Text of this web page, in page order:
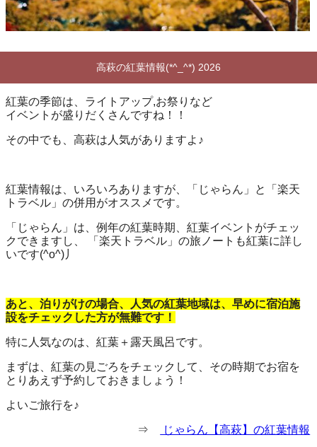
高萩の紅葉情報(*^_^*) 2026
紅葉の季節は、ライトアップ,お祭りなど
イベントが盛りだくさんですね！！
その中でも、高萩は人気がありますよ♪
紅葉情報は、いろいろありますが、「じゃらん」と「楽天
トラベル」の併用がオススメです。
「じゃらん」は、例年の紅葉時期、紅葉イベントがチェッ
クできますし、 「楽天トラベル」の旅ノートも紅葉に詳し
いです(^o^)丿
あと、泊りがけの場合、人気の紅葉地域は、早めに宿泊施
設をチェックした方が無難です！
特に人気なのは、紅葉＋露天風呂です。
まずは、紅葉の見ごろをチェックして、その時期でお宿を
とりあえず予約しておきましょう！
よいご旅行を♪
⇒ じゃらん【高萩】の紅葉情報